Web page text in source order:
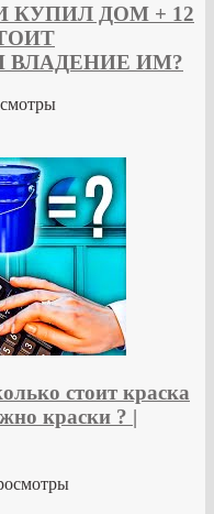
КУПИЛ ДОМ + 12
ВЛАДЕНИЕ ИМ?
стоит краска
краски ? |